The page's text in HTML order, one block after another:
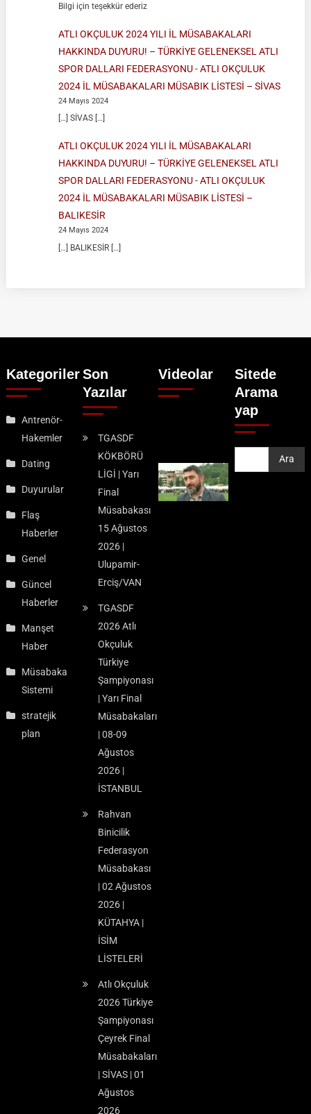
Bilgi için teşekkür ederiz
ATLI OKÇULUK 2024 YILI İL MÜSABAKALARI
HAKKINDA DUYURU! – TÜRKİYE GELENEKSEL ATLI
SPOR DALLARI FEDERASYONU-ATLI OKÇULUK
2024 İL MÜSABAKALARI MÜSABIK LİSTESİ – SİVAS
24 Mayıs 2024
[…] SİVAS […]
ATLI OKÇULUK 2024 YILI İL MÜSABAKALARI
HAKKINDA DUYURU! – TÜRKİYE GELENEKSEL ATLI
SPOR DALLARI FEDERASYONU-ATLI OKÇULUK
2024 İL MÜSABAKALARI MÜSABIK LİSTESİ –
BALIKESİR
24 Mayıs 2024
[…] BALIKESİR […]
Kategoriler
Antrenör-
Hakemler
Dating
Duyurular
Flaş
Haberler
Genel
Güncel
Haberler
Manşet
Haber
Müsabaka
Sistemi
stratejik
plan
Son
Yazılar
TGASDF
KÖKBÖRÜ
LİGİ | Yarı
Final
Müsabakası
15 Ağustos
2026 |
Ulupamir-
Erciş/VAN
TGASDF
2026 Atlı
Okçuluk
Türkiye
Şampiyonası
| Yarı Final
Müsabakaları
| 08-09
Ağustos
2026 |
İSTANBUL
Rahvan
Binicilik
Federasyon
Müsabakası
| 02 Ağustos
2026 |
KÜTAHYA |
İSİM
LİSTELERİ
Atlı Okçuluk
2026 Türkiye
Şampiyonası
Çeyrek Final
Müsabakaları
| SİVAS | 01
Ağustos
2026
Videolar
Sitede
Arama
yap
Ara